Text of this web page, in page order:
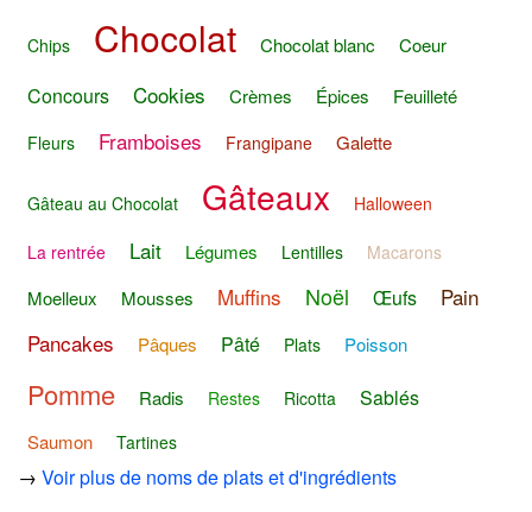
Chips Chocolat Chocolat blanc Coeur
Concours Cookies Crèmes Épices Feuilleté
Fleurs Framboises Frangipane Galette
Gâteau au Chocolat Gâteaux Halloween
La rentrée Lait Légumes Lentilles Macarons
Moelleux Mousses Muffins Noël Œufs
Pain
Pancakes
Pâques Pâté Plats Poisson
Pomme Radis Restes Ricotta Sablés
Saumon Tartines
→ Voir plus de noms de plats et d'ingrédients